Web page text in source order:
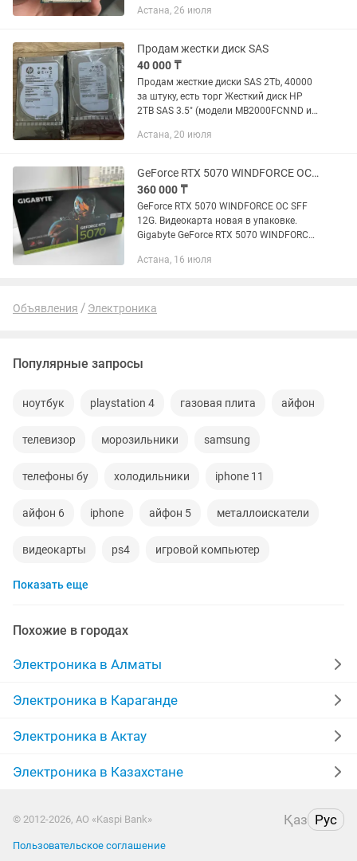
TDP 85 W. Поддержка DDR4 ECC (4-
Астана, 26 июля
Продам жестки диск SAS
40 000 ₸
Продам жесткие диски SAS 2Tb, 40000
за штуку, есть торг Жесткий диск HP
2TB SAS 3.5" (модели MB2000FCNND и
систем, обеспечивая корпоративный
Астана, 20 июля
GeForce RTX 5070 WINDFORCE OC SFF 12G Новая
360 000 ₸
GeForce RTX 5070 WINDFORCE OC SFF
12G. Видеокарта новая в упаковке.
Gigabyte GeForce RTX 5070 WINDFORCE
новейшей архитектуре NVIDIA Blackwell,
Астана, 16 июля
Объявления Электроника
Популярные запросы
ноутбук playstation 4 газовая плита айфон
телевизор морозильники samsung
телефоны бу холодильники iphone 11
айфон 6 iphone айфон 5 металлоискатели
видеокарты ps4 игровой компьютер
смартфон
apple watch беспроводные наушники
моноблок обмен ddr2
macbook компьютер
Показать еще
Похожие в городах
Электроника в Алматы
Электроника в Караганде
Электроника в Актау
Электроника в Казахстане
© 2012-2026, АО «Kaspi Bank» Қаз Рус
Пользовательское соглашение